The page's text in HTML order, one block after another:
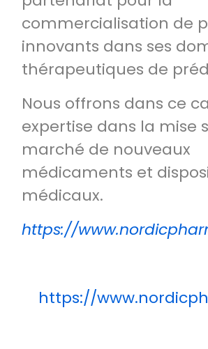
commercialisation de
innovants dans ses
thérapeutiques de
Nous offrons dans ce
expertise dans la mise
marché de nouveaux
médicaments et
médicaux.
https://
https://